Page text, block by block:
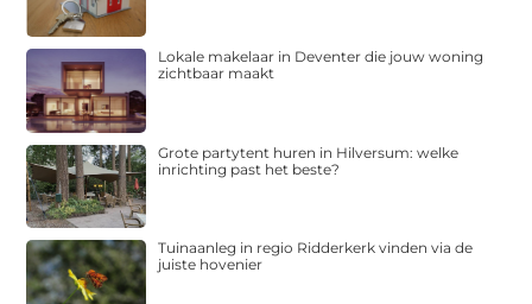
Lokale makelaar in Deventer die jouw woning
zichtbaar maakt
Grote partytent huren in Hilversum: welke
inrichting past het beste?
Tuinaanleg in regio Ridderkerk vinden via de
juiste hovenier